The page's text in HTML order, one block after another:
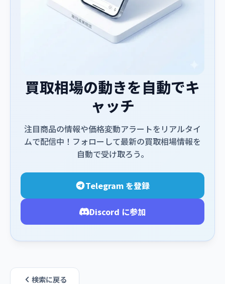
買取相場の動きを自動でキ
ャッチ
注目商品の情報や価格変動アラートをリアルタイ
ムで配信中！フォローして最新の買取相場情報を
自動で受け取ろう。
Telegram を登録
Discord に参加
検索に戻る